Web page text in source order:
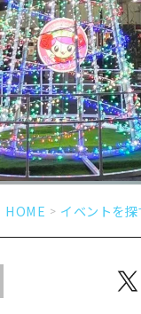
すめ
ト
ント・祭り
メ・酒
クリング
ッピング
トライフ
遺産
ルコース一覧
Hiroshima 公
もしもトラベル
らしい非日常
市周辺
ト・体験
ット・体験一覧
市周辺
北
周辺
ト
ち情報
セス
交通まとめ
HOME イベントを探